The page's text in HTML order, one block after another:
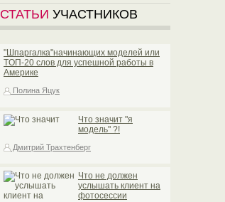
СТАТЬИ УЧАСТНИКОВ
"Шпаргалка"начинающих моделей или
TOП-20 слов для успешной работы в
Америке
Полина Яцук
Что значит "я
модель" ?!
Дмитрий Трахтенберг
Что не должен
услышать клиент на
фотосессии